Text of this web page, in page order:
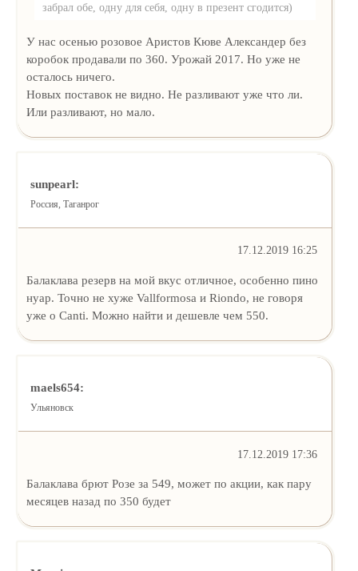
забрал обе, одну для себя, одну в презент сгодится)
У нас осенью розовое Аристов Кюве Александер без
коробок продавали по 360. Урожай 2017. Но уже не
осталось ничего.
Новых поставок не видно. Не разливают уже что ли.
Или разливают, но мало.
sunpearl:
Россия, Таганрог
17.12.2019 16:25
Балаклава резерв на мой вкус отличное, особенно пино
нуар. Точно не хуже Vallformosa и Riondo, не говоря
уже о Canti. Можно найти и дешевле чем 550.
maels654:
Ульяновск
17.12.2019 17:36
Балаклава брют Розе за 549, может по акции, как пару
месяцев назад по 350 будет